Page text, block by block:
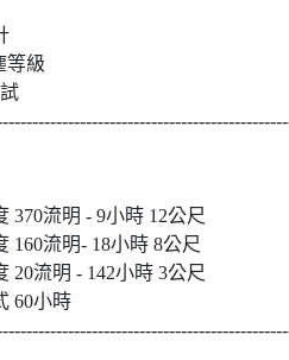
中漂
尺防摔
高亮度 370
中亮度 160
低亮度 20流
蠟燭模